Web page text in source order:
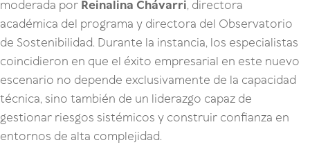
moderada por Reinalina Chávarri, directora
académica del programa y directora del Observatorio
de Sostenibilidad. Durante la instancia, los especialistas
coincidieron en que el éxito empresarial en este nuevo
escenario no depende exclusivamente de la capacidad
técnica, sino también de un liderazgo capaz de
gestionar riesgos sistémicos y construir confianza en
entornos de alta complejidad.